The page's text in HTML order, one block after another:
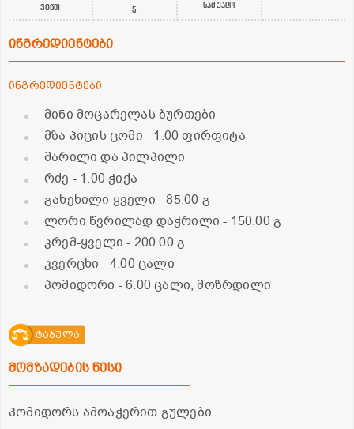
30წთ 5 საშუალო
ინგრედიენტები
ინგრედიენტები
მინი მოცარელას ბურთები
მზა პიცის ცომი - 1.00 ფირფიტა
მარილი და პილპილი
რძე - 1.00 ჭიქა
გახეხილი ყველი - 85.00 გ
ლორი წვრილად დაჭრილი- 150.00 გ
კრემ-ყველი- 200.00 გ
კვერცხი - 4.00 ცალი
პომიდორი - 6.00 ცალი, მოზრდილი
ტაბულა
მომზადების წესი
პომიდორს ამოაჭერით გულები.